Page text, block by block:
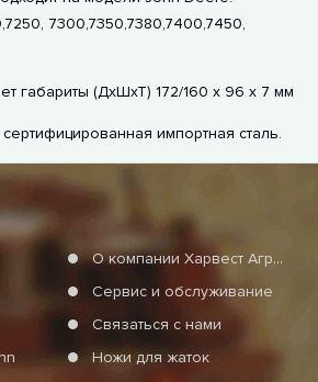
7300,7350,7380,7400,7450,
габариты (ДхШхТ) 172/160 х 96 х 7 мм
импортная сталь.
О компании Харвест Агро Груп
Сервис и обслуживание
Связаться с нами
Ножи для жаток